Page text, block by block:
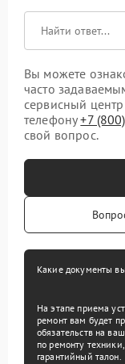
Вы можете
часто
сервисный
телефону+7
свой вопрос.
Какие документы
На этапе приема
ремонт вам будет
обязательств на
по ремонту
гарантийный талон.